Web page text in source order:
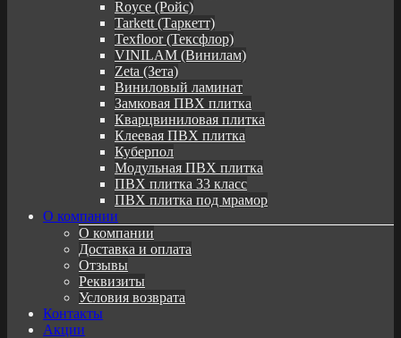
Royce (Ройс)
Tarkett (Таркетт)
Texfloor (Тексфлор)
VINILAM (Винилам)
Zeta (Зета)
Виниловый ламинат
Замковая ПВХ плитка
Кварцвиниловая плитка
Клеевая ПВХ плитка
Куберпол
Модульная ПВХ плитка
ПВХ плитка 33 класс
ПВХ плитка под мрамор
О компании
О компании
Доставка и оплата
Отзывы
Реквизиты
Условия возврата
Контакты
Акции